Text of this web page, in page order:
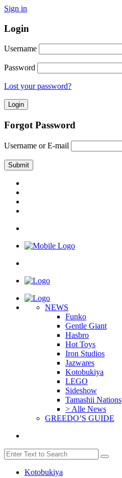
Sign in
Login
Username
Password
Lost your password?
Forgot Password
Username or E-mail
NEWS
Funko
Gentle Giant
Hasbro
Hot Toys
Iron Studios
Jazwares
Kotobukiya
LEGO
Sideshow
Tamashii Nations
> Alle News
GREEDO’S GUIDE
Kotobukiya